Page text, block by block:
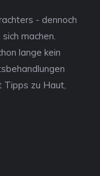
- dennoch
machen.
lange kein
zu Haut,